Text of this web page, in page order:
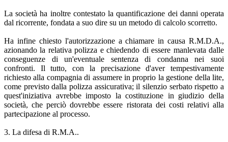
La società ha inoltre contestato la quantificazione dei danni operata
dal ricorrente, fondata a suo dire su un metodo di calcolo scorretto.
Ha infine chiesto l'autorizzazione a chiamare in causa R.M.D.A.,
azionando la relativa polizza e chiedendo di essere manlevata dalle
conseguenze di un'eventuale sentenza di condanna nei suoi
confronti. Il tutto, con la precisazione d'aver tempestivamente
richiesto alla compagnia di assumere in proprio la gestione della lite,
come previsto dalla polizza assicurativa; il silenzio serbato rispetto a
quest'iniziativa avrebbe imposto la costituzione in giudizio della
società, che perciò dovrebbe essere ristorata dei costi relativi alla
partecipazione al processo.
3. La difesa di R.M.A..